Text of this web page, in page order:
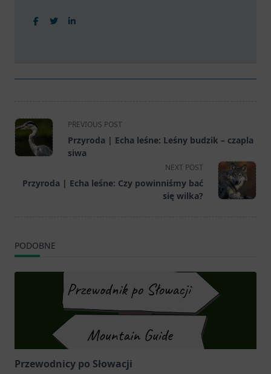
<span
class="nav-
subtitle
reader-
PREVIOUS POST
Przyroda | Echa leśne: Leśny budzik – czapla
siwa
NEXT POST
Przyroda | Echa leśne: Czy powinniśmy bać
się wilka?
PODOBNE
Przewodnicy po Słowacji